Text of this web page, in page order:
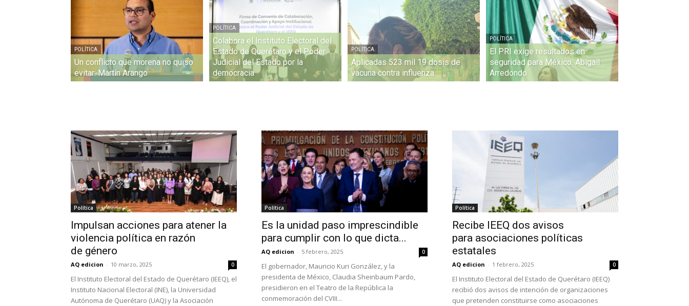
POLÍTICA
Un conflicto que morena no quiso
evitar: Martín Arango
POLÍTICA
Colabora el Instituto Electoral del
Estado de Querétaro y el Poder
Judicial del Estado por la
democracia
POLÍTICA
Aplicadas 523 mil 19 dosis de
vacuna contra influenza
POLÍTICA
El PRI exige resultados en
seguridad para México: Abigail
Arredondo
Política
Impulsan acciones para atener la
violencia política en razón
de género
AQ edicion - 10 marzo, 2025 0
El Instituto Electoral del Estado de Querétaro (IEEQ), el
Instituto Nacional Electoral (INE), la Universidad
Autónoma de Querétaro (UAQ) y la Asociación
Política
Es la unidad paso imprescindible
para cumplir con lo que dicta...
AQ edicion - 5 febrero, 2025 0
El gobernador, Mauricio Kuri González, y la
presidenta de México, Claudia Sheinbaum Pardo,
presidieron en el Teatro de la República la
conmemoración del CVIII...
Política
Recibe IEEQ dos avisos
para asociaciones políticas
estatales
AQ edicion - 1 febrero, 2025 0
El Instituto Electoral del Estado de Querétaro (IEEQ)
recibió dos avisos de intención de organizaciones
que pretenden constituirse como asociaciones